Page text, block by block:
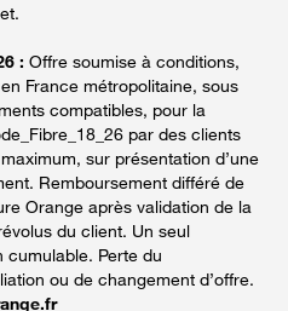
: Offre soumise à conditions,
France métropolitaine, sous
compatibles, pour la
par des clients
sur présentation d’une
Remboursement différé de
Orange après validation de la
du client. Un seul
cumulable. Perte du
ou de changement d’offre.